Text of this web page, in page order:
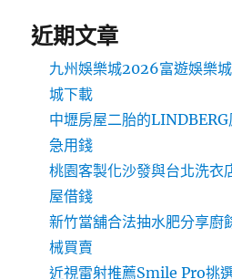
近期文章
九州娛樂城2026富遊娛樂
城下載
中壢房屋二胎的
急用錢
桃園客製化沙發與台北洗衣
屋借錢
新竹當舖合法抽水肥分享廚
械買賣
近視雷射推薦Smile Pro挑